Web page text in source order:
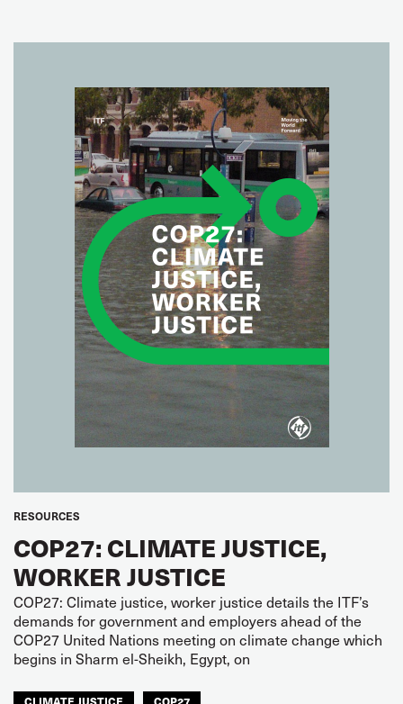
RESOURCES
COP27: CLIMATE JUSTICE,
WORKER JUSTICE
COP27: Climate justice, worker justice details the ITF’s
demands for government and employers ahead of the
COP27 United Nations meeting on climate change which
begins in Sharm el-Sheikh, Egypt, on
CLIMATE JUSTICE COP27